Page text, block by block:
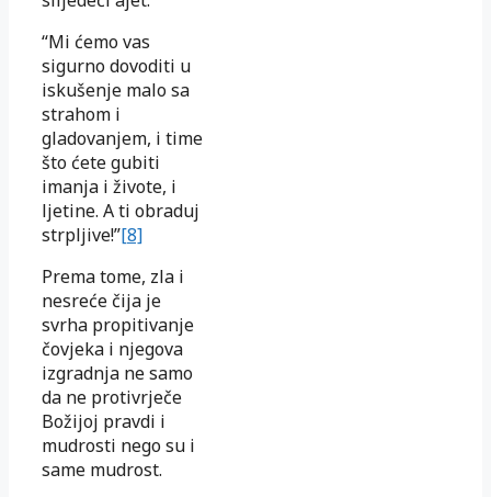
“Mi ćemo vas
sigurno dovoditi u
iskušenje malo sa
strahom i
gladovanjem, i time
što ćete gubiti
imanja i živote, i
ljetine. A ti obraduj
strpljive!”[8]
Prema tome, zla i
nesreće čija je
svrha propitivanje
čovjeka i njegova
izgradnja ne samo
da ne protivrječe
Božijoj pravdi i
mudrosti nego su i
same mudrost.